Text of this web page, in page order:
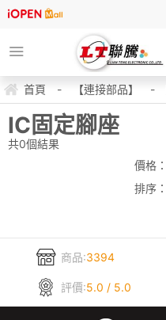
首頁 - 【連接部品】 -
IC固定腳座
共0個結果
價格：
排序：
商品:3394
評價:5.0 / 5.0